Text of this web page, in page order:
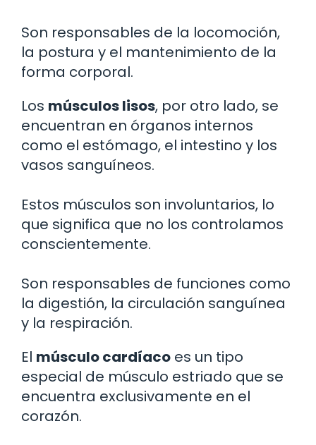
Son responsables de la locomoción,
la postura y el mantenimiento de la
forma corporal.
Los músculos lisos, por otro lado, se
encuentran en órganos internos
como el estómago, el intestino y los
vasos sanguíneos.
Estos músculos son involuntarios, lo
que significa que no los controlamos
conscientemente.
Son responsables de funciones como
la digestión, la circulación sanguínea
y la respiración.
El músculo cardíaco es un tipo
especial de músculo estriado que se
encuentra exclusivamente en el
corazón.